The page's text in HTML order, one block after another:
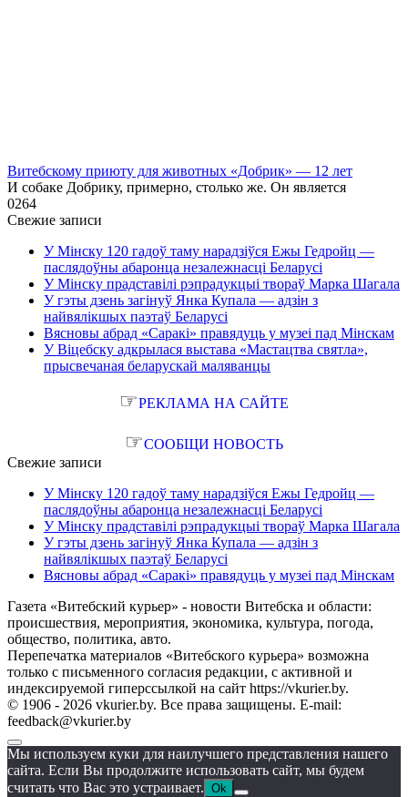
Витебскому приюту для животных «Добрик» — 12 лет
И собаке Добрику, примерно, столько же. Он является
0264
Свежие записи
У Мінску 120 гадоў таму нарадзіўся Ежы Гедройц —
паслядоўны абаронца незалежнасці Беларусі
У Мінску прадставілі рэпрадукцыі твораў Марка Шагала
У гэты дзень загінуў Янка Купала — адзін з
найвялікшых паэтаў Беларусі
Вясновы абрад «Саракі» правядуць у музеі пад Мінскам
У Віцебску адкрылася выстава «Мастацтва святла»,
прысвечаная беларускай маляванцы
☞РЕКЛАМА НА САЙТЕ
☞СООБЩИ НОВОСТЬ
Свежие записи
У Мінску 120 гадоў таму нарадзіўся Ежы Гедройц —
паслядоўны абаронца незалежнасці Беларусі
У Мінску прадставілі рэпрадукцыі твораў Марка Шагала
У гэты дзень загінуў Янка Купала — адзін з
найвялікшых паэтаў Беларусі
Вясновы абрад «Саракі» правядуць у музеі пад Мінскам
Газета «Витебский курьер» - новости Витебска и области:
происшествия, мероприятия, экономика, культура, погода,
общество, политика, авто.
Перепечатка материалов «Витебского курьера» возможна
только с письменного согласия редакции, с активной и
индексируемой гиперссылкой на сайт https://vkurier.by.
© 1906 - 2026 vkurier.by. Все права защищены. E-mail:
feedback@vkurier.by
Мы используем куки для наилучшего представления нашего
сайта. Если Вы продолжите использовать сайт, мы будем
считать что Вас это устраивает. Ok